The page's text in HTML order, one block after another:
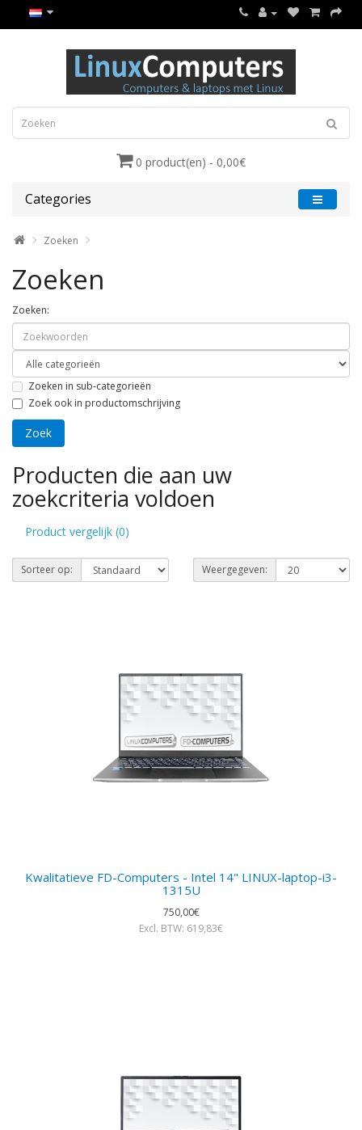
0 product(en) - 0,00€
Categories
Zoeken
Zoeken
Zoeken:
Zoeken in sub-categorieën
Zoek ook in productomschrijving
Producten die aan uw
zoekcriteria voldoen
Product vergelijk (0)
Sorteer op: Weergegeven:
Kwalitatieve FD-Computers - Intel 14" LINUX-laptop-i3-
1315U
750,00€
Excl. BTW: 619,83€